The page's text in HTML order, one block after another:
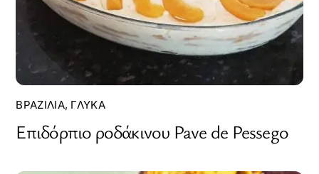
ΒΡΑΖΙΛΊΑ, ΓΛΥΚΆ
Επιδόρπιο ροδάκινου Pave de Pessego